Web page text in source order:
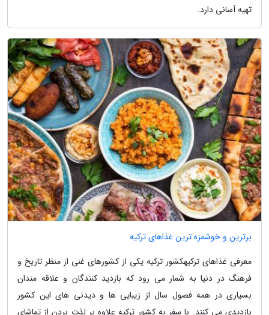
تهیه آسانی دارد.
برترین و خوشمزه ترین غذاهای ترکیه
معرفی غذاهای ترکیهکشور ترکیه یکی از کشورهای غنی از منظر تاریخ و
فرهنگ در دنیا به شمار می رود که بازدید کنندگان و علاقه مندان
بسیاری در همه فصول سال از زیبایی ها و دیدنی های این کشور
بازدیدی می کنند. با سفر به کشور ترکیه علاوه بر لذت بردن از تماشای